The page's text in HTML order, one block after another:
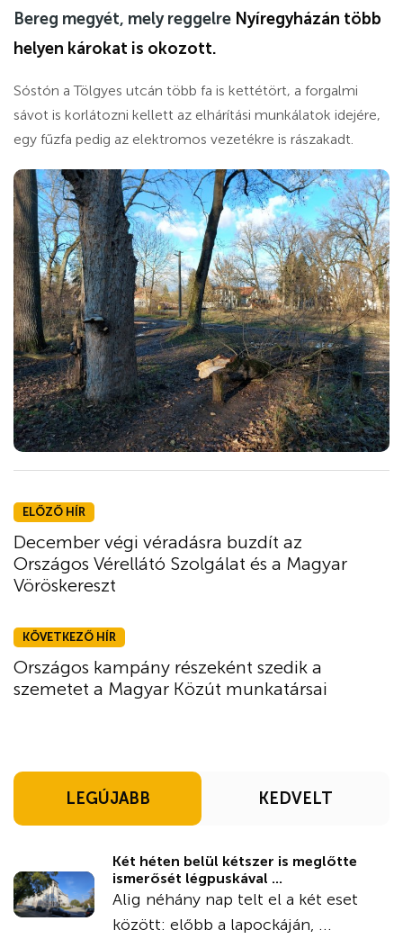
Bereg megyét, mely reggelre Nyíregyházán több
helyen károkat is okozott.
Sóstón a Tölgyes utcán több fa is kettétört, a forgalmi
sávot is korlátozni kellett az elhárítási munkálatok idejére,
egy fűzfa pedig az elektromos vezetékre is rászakadt.
ELŐZŐ HÍR
December végi véradásra buzdít az
Országos Vérellátó Szolgálat és a Magyar
Vöröskereszt
KÖVETKEZŐ HÍR
Országos kampány részeként szedik a
szemetet a Magyar Közút munkatársai
LEGÚJABB KEDVELT
Két héten belül kétszer is meglőtte
ismerősét légpuskával ...
Alig néhány nap telt el a két eset
között: előbb a lapockáján, ...